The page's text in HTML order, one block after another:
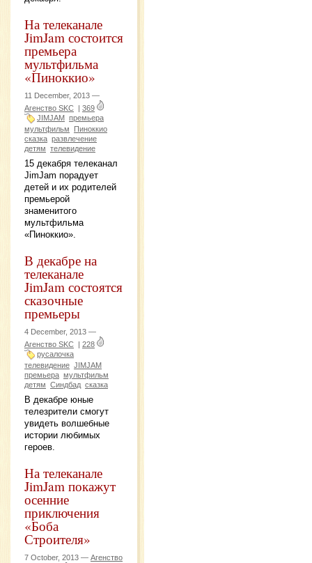
На телеканале
JimJam состоится
премьера
мультфильма
«Пиноккио»
11 December, 2013 —
Агенство SKC | 369
JIMJAM премьера
мультфильм
Пиноккио
сказка развлечение
детям телевидение
15 декабря телеканал
JimJam порадует
детей и их родителей
премьерой
знаменитого
мультфильма
«Пиноккио».
В декабре на
телеканале
JimJam состоятся
сказочные
премьеры
4 December, 2013 —
Агенство SKC | 228
русалочка
телевидение JIMJAM
премьера мультфильм
детям Синдбад сказка
В декабре юные
телезрители смогут
увидеть волшебные
истории любимых
героев.
На телеканале
JimJam покажут
осенние
приключения
«Боба
Строителя»
7 October, 2013 — Агенство